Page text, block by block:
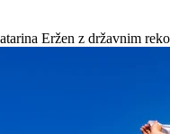
Eržen z državnim